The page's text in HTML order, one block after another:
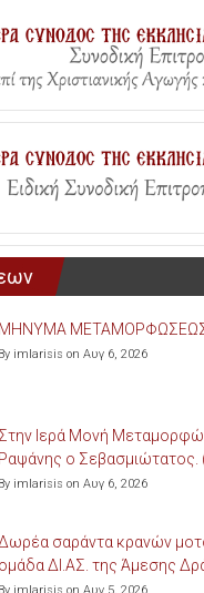
ΜΗΝΥΜΑ
By imlarisis on Αυγ 6, 2026
Στην Ιερά Μονή
Ραψάνης ο
By imlarisis on Αυγ 6, 2026
σαράντα κρανών
ομάδα ΔΙ.ΑΣ. της Άμεσης